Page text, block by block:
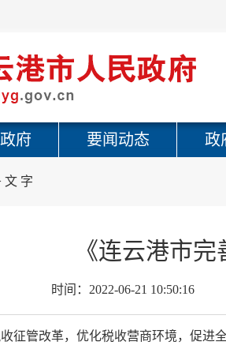
府 要闻动态 政
文 字
《连云港市
时间： 2022-06-21 10:50:16
征管改革，优化税收营商环境，促进